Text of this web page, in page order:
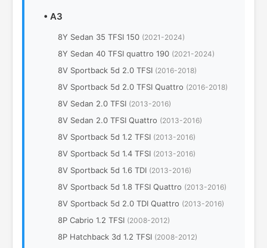
• A3
8Y Sedan 35 TFSI 150 (2021-2024)
8Y Sedan 40 TFSI quattro 190 (2021-2024)
8V Sportback 5d 2.0 TFSI (2016-2018)
8V Sportback 5d 2.0 TFSI Quattro (2016-2018)
8V Sedan 2.0 TFSI (2013-2016)
8V Sedan 2.0 TFSI Quattro (2013-2016)
8V Sportback 5d 1.2 TFSI (2013-2016)
8V Sportback 5d 1.4 TFSI (2013-2016)
8V Sportback 5d 1.6 TDI (2013-2016)
8V Sportback 5d 1.8 TFSI Quattro (2013-2016)
8V Sportback 5d 2.0 TDI Quattro (2013-2016)
8P Cabrio 1.2 TFSI (2008-2012)
8P Hatchback 3d 1.2 TFSI (2008-2012)